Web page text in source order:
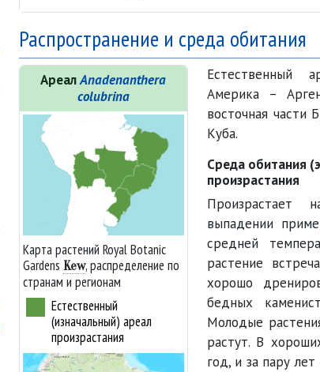
Распространение и среда обитания
АреалAnadenanthera
colubrina
Карта растений Royal Botanic
Gardens Kew, распределение по
странам и регионам
Естественный
(изначальный) ареал
произрастания
Естественный
Америка –
восточная части
Куба.
Среда обитания
произрастания
выпадении
средней
растение
хорошо
бедных
Молодые
растут. В
год, и за пару